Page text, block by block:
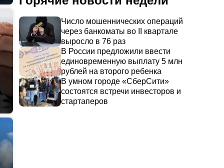
Число мошеннических операций
через банкоматы во II квартале
выросло в 76 раз
В России предложили ввести
единовременную выплату 5 млн
рублей на второго ребенка
В умном городе «СберСити»
состоятся встречи инвесторов и
стартаперов